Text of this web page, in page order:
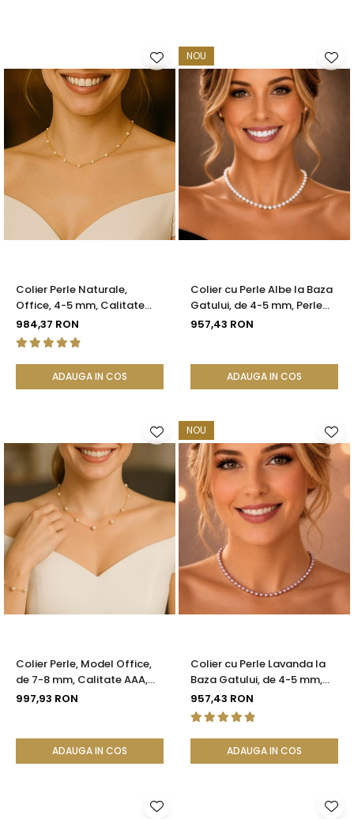
Colier Perle Naturale,
Office, 4-5 mm, Calitate
AAA, Aur 14K | KASKADDA®
984,37 RON
ADAUGA IN COS
NOU
Colier cu Perle Albe la Baza
Gatului, de 4-5 mm, Perle
Rare, Calitate AAA+, Aur 14K
957,43 RON
ADAUGA IN COS
Colier Perle, Model Office,
de 7-8 mm, Calitate AAA,
Aur 14K | KASKADDA®
997,93 RON
ADAUGA IN COS
NOU
Colier cu Perle Lavanda la
Baza Gatului, de 4-5 mm,
Perle Rare, Calitate AAA+,
Aur 14K | KASKADDA®
957,43 RON
ADAUGA IN COS